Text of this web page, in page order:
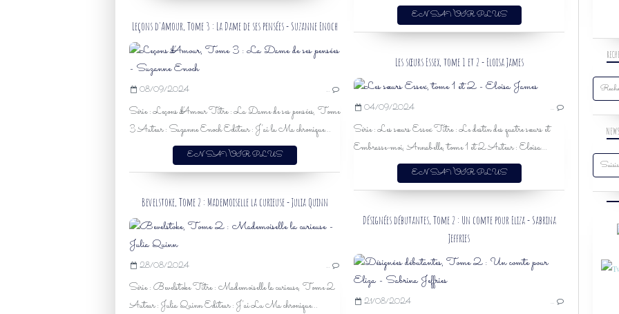
SECRET
TRAHISON
EN SAVOIR PLUS
Leçons d'Amour, Tome 3 : La Dame de ses pensées - Suzanne Enoch
SUZANNE ENOCH
ROMANCE HISTORIQUE
GRUMPY-SUNSHINE
SUSPENSE
J'AI LU
HISTORIQUE
08/09/2024 …
Série : Leçons d'Amour Titre : La Dame de ses pensées, Tome
3 Auteur : Suzanne Enoch Editeur : J'ai lu Ma chronique...
EN SAVOIR PLUS
Les sœurs Essex, tome 1 et 2 - Eloisa James
04/09/2024 …
Série : Les sœurs Essex Titre : Le destin des quatre sœurs et
Embrasse-moi, Annabelle, tome 1 et 2 Auteur : Eloisa...
EN SAVOIR PLUS
Bevelstoke, Tome 2 : Mademoiselle la curieuse - Julia Quinn
ROMANCE
28/08/2024 …
Série : Bevelstoke Titre : Mademoiselle la curieuse, Tome 2
Auteur : Julia Quinn Editeur : J'ai Lu Ma chronique...
Désignées débutantes, Tome 2 : Un comte pour Eliza - Sabrina
Jeffries
21/08/2024 …